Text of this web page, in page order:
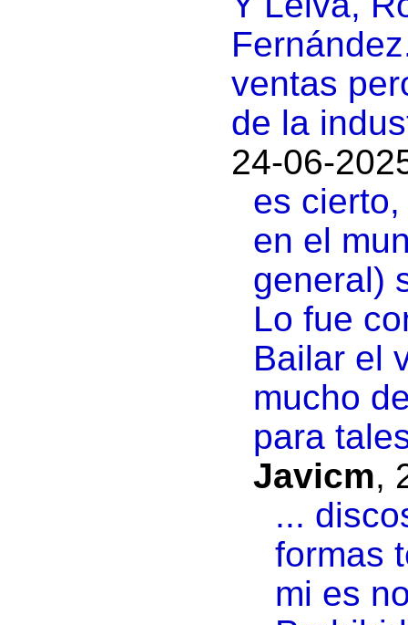
ventas
de la
24-06-
es
en el
general)
Lo fue
Bailar el
mucho
para
Javicm,
...
formas
mi es